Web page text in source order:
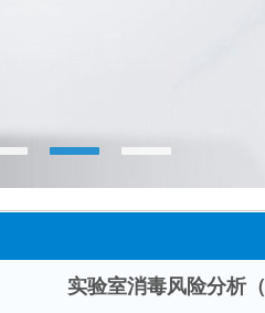
实验室消毒风险分析